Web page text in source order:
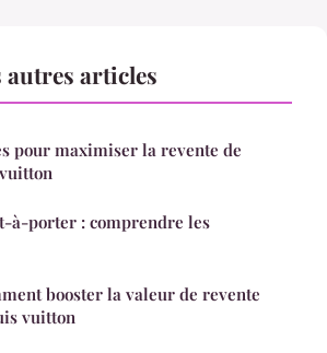
articles
pour maximiser la revente de
à-porter : comprendre les
booster la valeur de revente
vuitton